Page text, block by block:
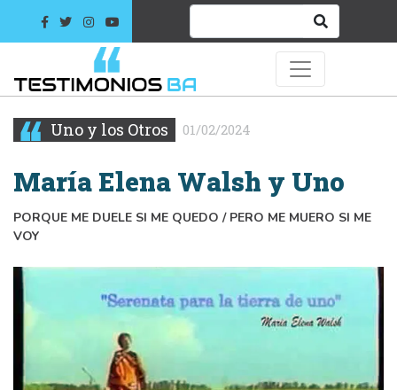
Uno y los Otros 01/02/2024
María Elena Walsh y Uno
PORQUE ME DUELE SI ME QUEDO / PERO ME MUERO SI ME
VOY